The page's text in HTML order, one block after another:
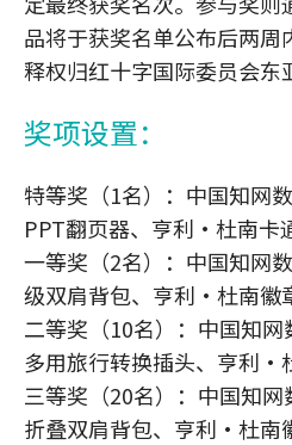
品将于获奖名单公布后两
释权归红十字国际委员会东
奖项设置：
特等奖（1名）：中国知网
PPT翻页器、亨利·杜南卡
一等奖（2名）：中国知网
级双肩背包、亨利·杜南徽
二等奖（10名）：中国知网
多用旅行转换插头、亨利·
三等奖（20名）：中国知网
折叠双肩背包、亨利·杜南